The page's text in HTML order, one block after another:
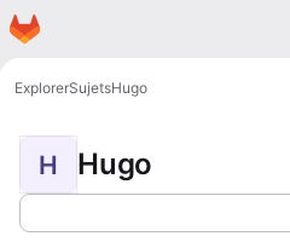
Passer au contenu principal
Page d'accueil
ExplorerSujetsHugo
H Hugo